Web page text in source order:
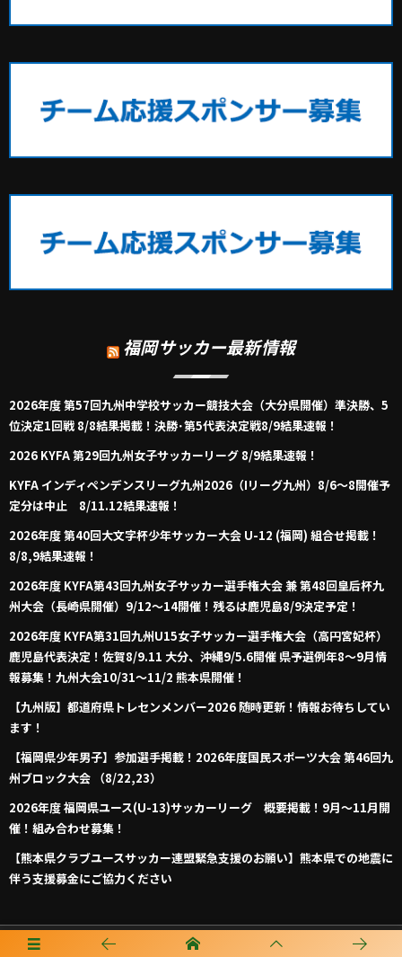
福岡サッカー最新情報
2026年度 第57回九州中学校サッカー競技大会（大分県開催）準決勝、5
位決定1回戦 8/8結果掲載！決勝･第5代表決定戦8/9結果速報！
2026 KYFA 第29回九州女子サッカーリーグ 8/9結果速報！
KYFA インディペンデンスリーグ九州2026（Iリーグ九州）8/6～8開催予
定分は中止 8/11.12結果速報！
2026年度 第40回大文字杯少年サッカー大会 U-12 (福岡) 組合せ掲載！
8/8,9結果速報！
2026年度 KYFA第43回九州女子サッカー選手権大会 兼 第48回皇后杯九
州大会（長崎県開催）9/12～14開催！残るは鹿児島8/9決定予定！
2026年度 KYFA第31回九州U15女子サッカー選手権大会（高円宮妃杯）
鹿児島代表決定！佐賀8/9.11 大分、沖縄9/5.6開催 県予選例年8～9月情
報募集！九州大会10/31～11/2 熊本県開催！
【九州版】都道府県トレセンメンバー2026 随時更新！情報お待ちしてい
ます！
【福岡県少年男子】参加選手掲載！2026年度国民スポーツ大会 第46回九
州ブロック大会 （8/22,23）
2026年度 福岡県ユース(U-13)サッカーリーグ 概要掲載！9月～11月開
催！組み合わせ募集！
【熊本県クラブユースサッカー連盟緊急支援のお願い】熊本県での地震に
伴う支援募金にご協力ください
プライバシーポリシー